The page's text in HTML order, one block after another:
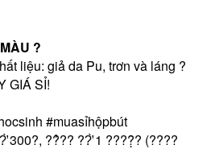
?
liệu: giả da Pu, trơn và láng ?
GIÁ SỈ!
#muasỉhộpbút
300?, ??̉?? ??̛̀ 1 ????̣̂? (????